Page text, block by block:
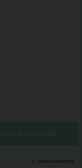
Snelle levering